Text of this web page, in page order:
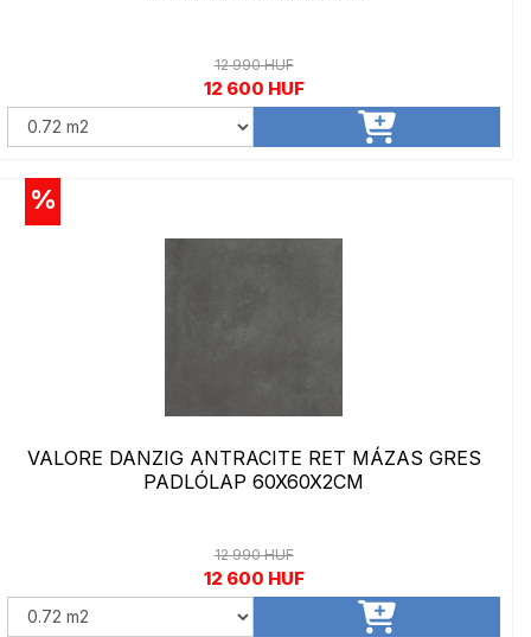
12 990 HUF
12 600 HUF
%
VALORE DANZIG ANTRACITE RET MÁZAS GRES
PADLÓLAP 60X60X2CM
12 990 HUF
12 600 HUF